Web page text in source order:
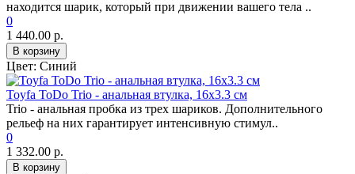
находится шарик, который при движении вашего тела ..
0
1 440.00 р.
В корзину
Цвет: Синий
Toyfa ToDo Trio - анальная втулка, 16х3.3 см
Trio - анальная пробка из трех шариков. Дополнительного
рельеф на них гарантирует интенсивную стимул..
0
1 332.00 р.
В корзину